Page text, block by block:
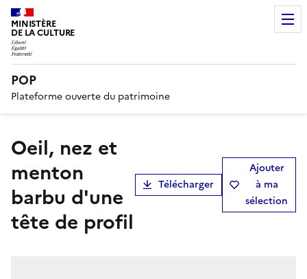
MINISTÈRE
DE LA CULTURE
POP
Plateforme ouverte du patrimoine
Oeil, nez et
menton
barbu d'une
tête de profil
Télécharger
Ajouter
à ma
sélection